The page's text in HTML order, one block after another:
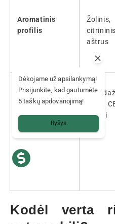
Aromatinis
profilis
Žolinis,
aštrus
Kanabinoidų
kiekis
THC
daug,
mažai
Kodėl verta
Dėkojame už apsilankymą!
Prisijunkite, kad gautumėte
5 taškų apdovanojimą!
Ryšys